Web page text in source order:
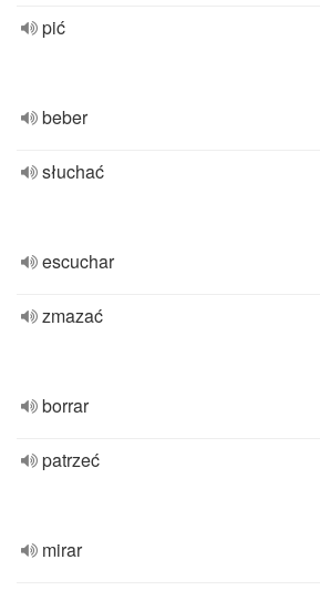
pić
beber
słuchać
escuchar
zmazać
borrar
patrzeć
mirar